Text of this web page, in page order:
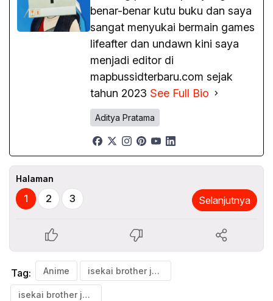
benar-benar kutu buku dan saya
sangat menyukai bermain games
lifeafter dan undawn kini saya
menjadi editor di
mapbussidterbaru.com sejak
tahun 2023 See Full Bio
Aditya Pratama
Halaman
1 2 3 Selanjutnya
Tag: Anime isekai brother juego
isekai brother juego apk